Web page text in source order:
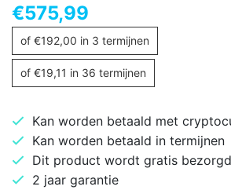
€575,99
of €192,00 in 3 termijnen
of €19,11 in 36 termijnen
Kan worden betaald met
Kan worden betaald in termijnen
Dit product wordt gratis bezorgd
2 jaar garantie